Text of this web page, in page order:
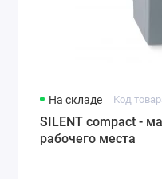
На складе Код
SILENT compact -
рабочего места